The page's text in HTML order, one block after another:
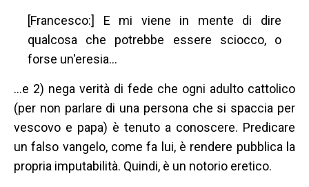
[Francesco:] E mi viene in mente di dire
qualcosa che potrebbe essere sciocco, o
forse un'eresia...
…e 2) nega verità di fede che ogni adulto cattolico
(per non parlare di una persona che si spaccia per
vescovo e papa) è tenuto a conoscere. Predicare
un falso vangelo, come fa lui, è rendere pubblica la
propria imputabilità. Quindi, è un notorio eretico.